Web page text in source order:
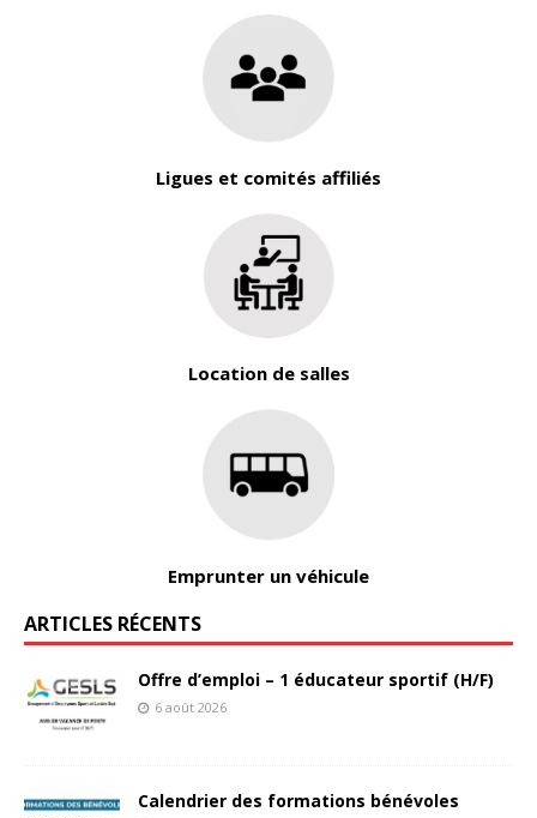
Ligues et comités affiliés
Location de salles
Emprunter un véhicule
ARTICLES RÉCENTS
Offre d’emploi – 1 éducateur sportif (H/F)
6 août 2026
Calendrier des formations bénévoles